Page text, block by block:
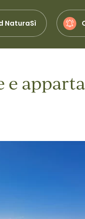
NaturaSì
e